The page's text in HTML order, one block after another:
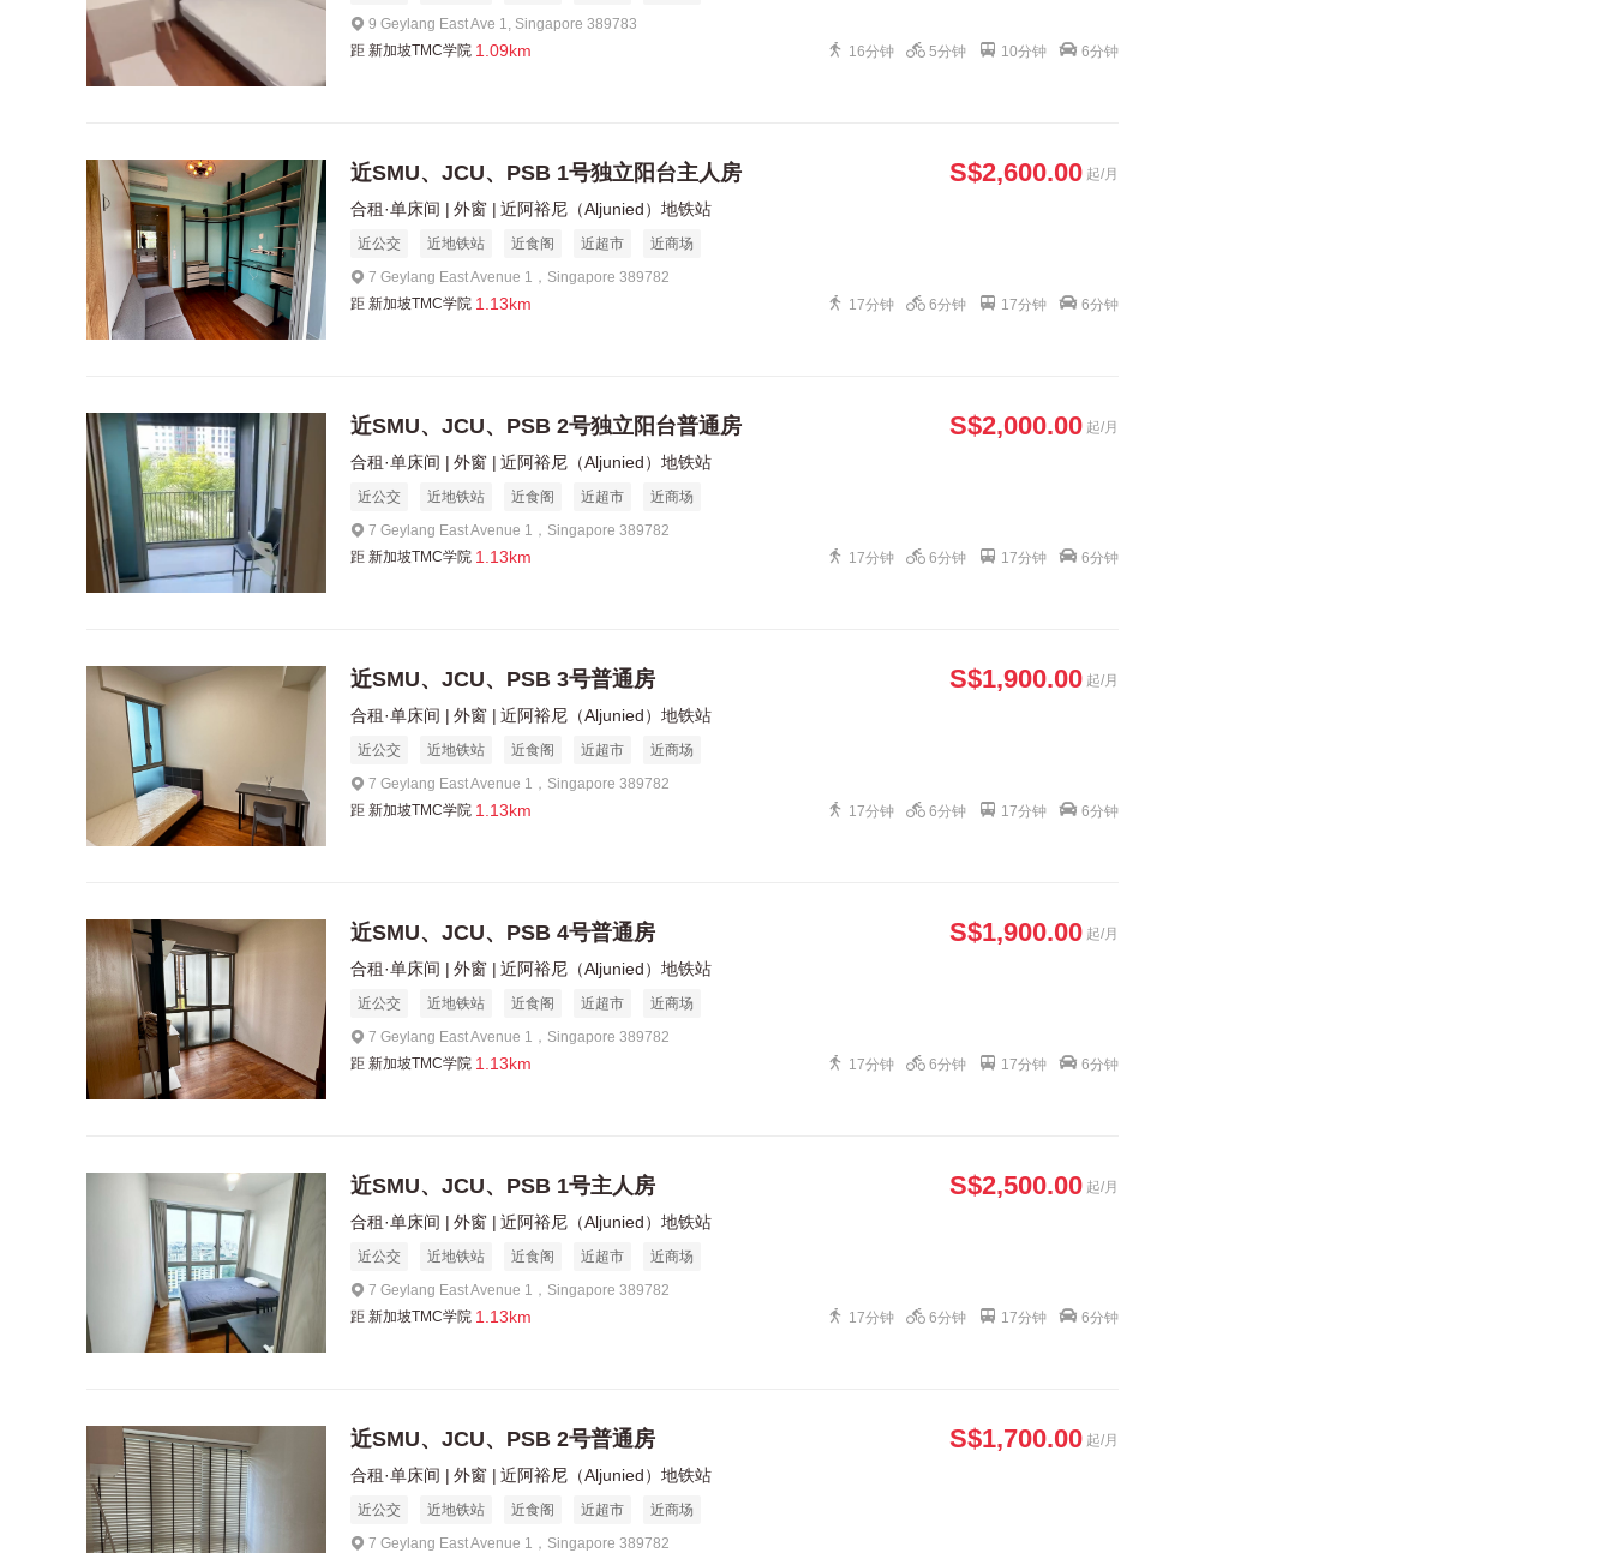
9 Geylang East Ave 1, Singapore 389783
距 新加坡TMC学院 1.09km 16分钟 5分钟 10分钟 6分钟
近SMU、JCU、PSB 1号独立阳台主人房 S$2,600.00 起/月
合租·单床间 外窗 近阿裕尼（Aljunied）地铁站
近公交 近地铁站 近食阁 近超市
近商场
7 Geylang East Avenue 1，Singapore 389782
距 新加坡TMC学院 1.13km 17分钟 6分钟 17分钟 6分钟
近SMU、JCU、PSB 2号独立阳台普通房 S$2,000.00 起/月
合租·单床间 外窗 近阿裕尼（Aljunied）地铁站
近公交 近地铁站 近食阁 近超市
近商场
7 Geylang East Avenue 1，Singapore 389782
距 新加坡TMC学院 1.13km 17分钟 6分钟 17分钟 6分钟
近SMU、JCU、PSB 3号普通房 S$1,900.00 起/月
合租·单床间 外窗 近阿裕尼（Aljunied）地铁站
近公交 近地铁站 近食阁 近超市
近商场
7 Geylang East Avenue 1，Singapore 389782
距 新加坡TMC学院 1.13km 17分钟 6分钟 17分钟 6分钟
近SMU、JCU、PSB 4号普通房 S$1,900.00 起/月
合租·单床间 外窗 近阿裕尼（Aljunied）地铁站
近公交 近地铁站 近食阁 近超市
近商场
7 Geylang East Avenue 1，Singapore 389782
距 新加坡TMC学院 1.13km 17分钟 6分钟 17分钟 6分钟
近SMU、JCU、PSB 1号主人房 S$2,500.00 起/月
合租·单床间 外窗 近阿裕尼（Aljunied）地铁站
近公交 近地铁站 近食阁 近超市
近商场
7 Geylang East Avenue 1，Singapore 389782
距 新加坡TMC学院 1.13km 17分钟 6分钟 17分钟 6分钟
近SMU、JCU、PSB 2号普通房 S$1,700.00 起/月
合租·单床间 外窗 近阿裕尼（Aljunied）地铁站
近公交 近地铁站 近食阁 近超市
近商场
7 Geylang East Avenue 1，Singapore 389782